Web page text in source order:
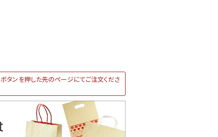
タンを押した先のページにてご注文くださ